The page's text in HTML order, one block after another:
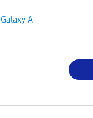
Galaxy A